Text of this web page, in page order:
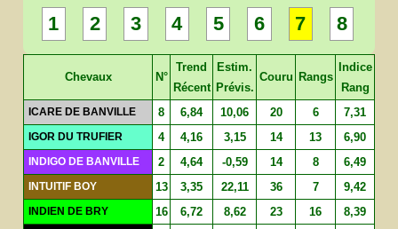
1 2 3 4 5 6 7 8
Chevaux N°
Trend
Récent
Estim.
Prévis.
Couru Rangs
Indice
Rang
ICARE DE BANVILLE 8 6,84 10,06 20 6 7,31
IGOR DU TRUFIER 4 4,16 3,15 14 13 6,90
INDIGO DE BANVILLE 2 4,64 -0,59 14 8 6,49
INTUITIF BOY 13 3,35 22,11 36 7 9,42
INDIEN DE BRY 16 6,72 8,62 23 16 8,39